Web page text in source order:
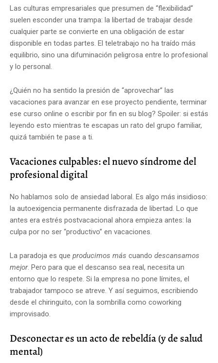
Las culturas empresariales que presumen de “flexibilidad”
suelen esconder una trampa: la libertad de trabajar desde
cualquier parte se convierte en una obligación de estar
disponible en todas partes. El teletrabajo no ha traído más
equilibrio, sino una difuminación peligrosa entre lo profesional
y lo personal.
¿Quién no ha sentido la presión de “aprovechar” las
vacaciones para avanzar en ese proyecto pendiente, terminar
ese curso online o escribir por fin en su blog? Spoiler: si estás
leyendo esto mientras te escapas un rato del grupo familiar,
quizá también te pase a ti.
Vacaciones culpables: el nuevo síndrome del
profesional digital
No hablamos solo de ansiedad laboral. Es algo más insidioso:
la autoexigencia permanente disfrazada de libertad. Lo que
antes era estrés postvacacional ahora empieza antes: la
culpa por no ser “productivo” en vacaciones.
La paradoja es que producimos más cuando descansamos
mejor. Pero para que el descanso sea real, necesita un
entorno que lo respete. Si la empresa no pone límites, el
trabajador tampoco se atreve. Y así seguimos, escribiendo
desde el chiringuito, con la sombrilla como coworking
improvisado.
Desconectar es un acto de rebeldía (y de salud
mental)